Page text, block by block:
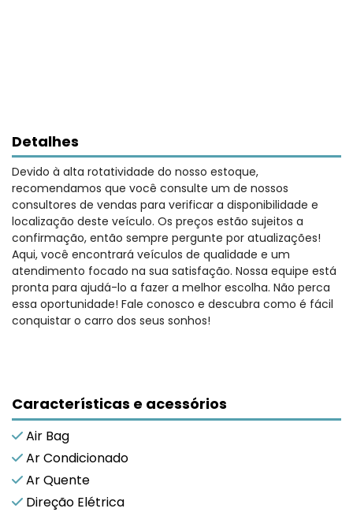
Detalhes
Devido à alta rotatividade do nosso estoque,
recomendamos que você consulte um de nossos
consultores de vendas para verificar a disponibilidade e
localização deste veículo. Os preços estão sujeitos a
confirmação, então sempre pergunte por atualizações!
Aqui, você encontrará veículos de qualidade e um
atendimento focado na sua satisfação. Nossa equipe está
pronta para ajudá-lo a fazer a melhor escolha. Não perca
essa oportunidade! Fale conosco e descubra como é fácil
conquistar o carro dos seus sonhos!
Características e acessórios
Air Bag
Ar Condicionado
Ar Quente
Direção Elétrica